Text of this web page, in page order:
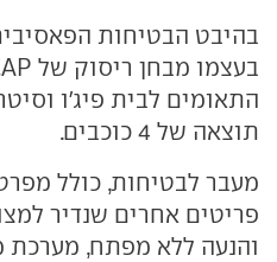
בהיבט הבטיחות
התאומים לבית פיג'ו
תוצאה של 4 כוכבים.
מעבר לבטיחות, כולל
פריטים אחרים שנדיר
והנעה ללא מפתח, מערכת